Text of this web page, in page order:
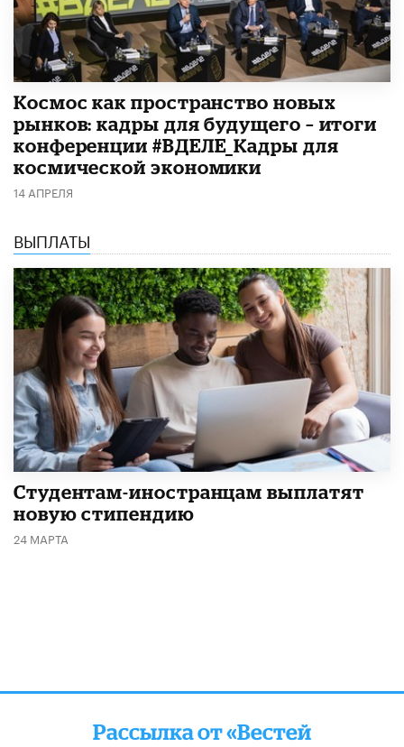
Космос как пространство новых
рынков: кадры для будущего – итоги
конференции #ВДЕЛЕ_Кадры для
космической экономики
14 АПРЕЛЯ
ВЫПЛАТЫ
Студентам-иностранцам выплатят
новую стипендию
24 МАРТА
Рассылка от «Вестей